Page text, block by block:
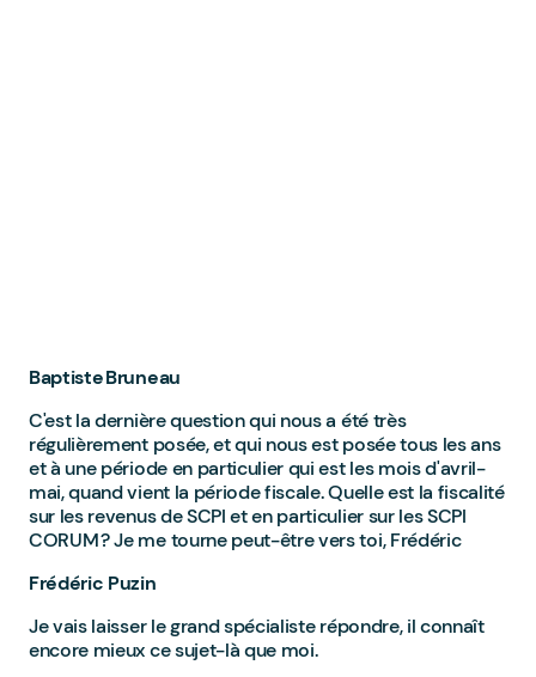
Baptiste Bruneau
C'est la dernière question qui nous a été très
régulièrement posée, et qui nous est posée tous les ans
et à une période en particulier qui est les mois d'avril-
mai, quand vient la période fiscale. Quelle est la fiscalité
sur les revenus de SCPI et en particulier sur les SCPI
CORUM ? Je me tourne peut-être vers toi, Frédéric
Frédéric Puzin
Je vais laisser le grand spécialiste répondre, il connaît
encore mieux ce sujet-là que moi.